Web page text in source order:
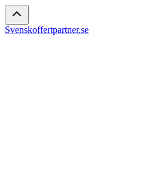
Svenskoffertpartner.se